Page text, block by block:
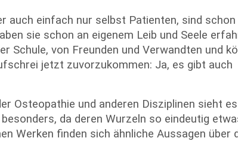
auch einfach nur selbst Patienten, sind
sie schon an eigenem Leib und Seele
Schule, von Freunden und Verwandten und
jetzt zuvorzukommen: Ja, es gibt auch
Osteopathie und anderen Disziplinen sieht
da deren Wurzeln so eindeutig
Werken finden sich ähnliche Aussagen über